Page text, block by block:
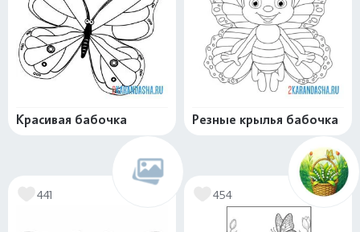
Красивая бабочка Резные крылья бабочка
441 454